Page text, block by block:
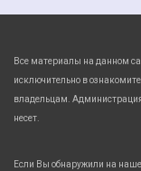
Все материалы на данном
исключительно в
владельцам.
несет.
Если Вы обнаружили на